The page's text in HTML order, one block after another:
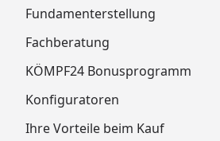
Fundamenterstellung
Fachberatung
KÖMPF24 Bonusprogramm
Konfiguratoren
Ihre Vorteile beim Kauf